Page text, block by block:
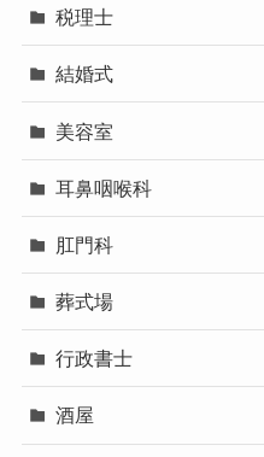
税理士
結婚式
美容室
耳鼻咽喉科
肛門科
葬式場
行政書士
酒屋